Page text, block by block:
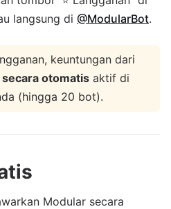
langsung di @ModularBot.
keuntungan dari
secara otomatis aktif di
(hingga 20 bot).
Modular secara